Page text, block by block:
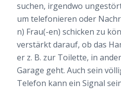
suchen, irgendwo
um telefonieren oder
n) Frau(-en) schicken zu
verstärkt darauf, ob das
er z. B. zur Toilette, in
Garage geht. Auch sein
Telefon kann ein Signal